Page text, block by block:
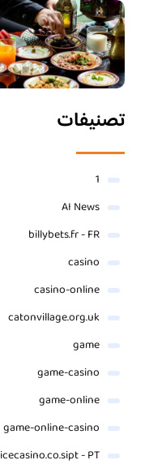
تصنيفات
1
AI News
billybets.fr - FR
casino
casino-online
catonvillage.org.uk
game
game-casino
game-online
game-online-casino
icecasino.co.sipt - PT